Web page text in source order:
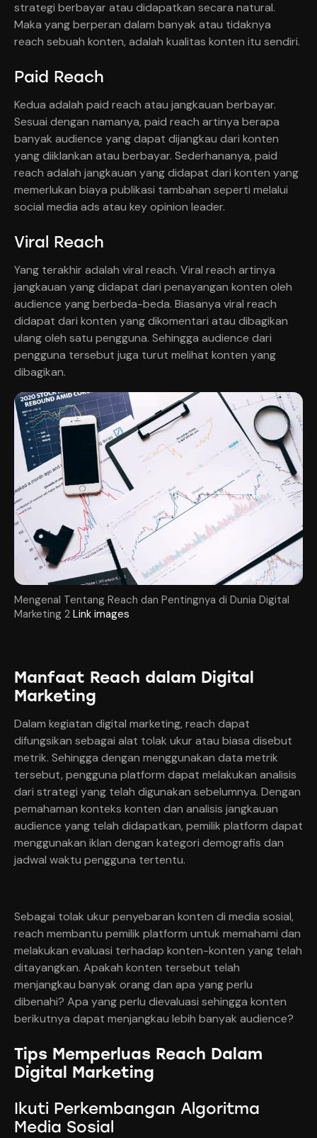
strategi berbayar atau didapatkan secara natural.
Maka yang berperan dalam banyak atau tidaknya
reach sebuah konten, adalah kualitas konten itu sendiri.
Paid Reach
Kedua adalah paid reach atau jangkauan berbayar.
Sesuai dengan namanya, paid reach artinya berapa
banyak audience yang dapat dijangkau dari konten
yang diiklankan atau berbayar. Sederhananya, paid
reach adalah jangkauan yang didapat dari konten yang
memerlukan biaya publikasi tambahan seperti melalui
social media ads atau key opinion leader.
Viral Reach
Yang terakhir adalah viral reach. Viral reach artinya
jangkauan yang didapat dari penayangan konten oleh
audience yang berbeda-beda. Biasanya viral reach
didapat dari konten yang dikomentari atau dibagikan
ulang oleh satu pengguna. Sehingga audience dari
pengguna tersebut juga turut melihat konten yang
dibagikan.
Mengenal Tentang Reach dan Pentingnya di Dunia Digital
Marketing 2 Link images
Manfaat Reach dalam Digital
Marketing
Dalam kegiatan digital marketing, reach dapat
difungsikan sebagai alat tolak ukur atau biasa disebut
metrik. Sehingga dengan menggunakan data metrik
tersebut, pengguna platform dapat melakukan analisis
dari strategi yang telah digunakan sebelumnya. Dengan
pemahaman konteks konten dan analisis jangkauan
audience yang telah didapatkan, pemilik platform dapat
menggunakan iklan dengan kategori demografis dan
jadwal waktu pengguna tertentu.
Sebagai tolak ukur penyebaran konten di media sosial,
reach membantu pemilik platform untuk memahami dan
melakukan evaluasi terhadap konten-konten yang telah
ditayangkan. Apakah konten tersebut telah
menjangkau banyak orang dan apa yang perlu
dibenahi? Apa yang perlu dievaluasi sehingga konten
berikutnya dapat menjangkau lebih banyak audience?
Tips Memperluas Reach Dalam
Digital Marketing
Ikuti Perkembangan Algoritma
Media Sosial